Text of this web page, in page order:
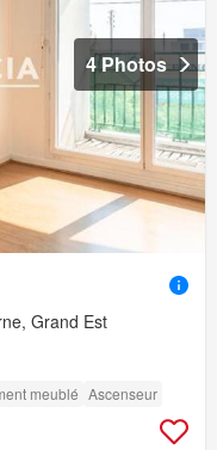
4 Photos
Grand Est
meublé Ascenseur